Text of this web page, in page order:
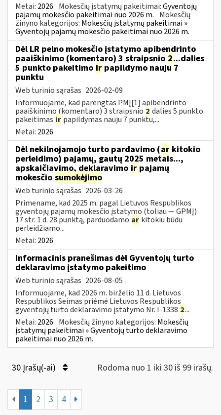
Metai: 2026 Mokesčių įstatymų pakeitimai:Gyventojų
pajamų mokesčio pakeitimai nuo 2026 m. Mokesčių
žinyno kategorijos: Mokesčių įstatymų pakeitimai »
Gyventojų pajamų mokesčio pakeitimai nuo 2026 m.
Dėl LR pelno mokesčio įstatymo apibendrinto
paaiškinimo (komentaro) 3 straipsnio 2...dalies
5 punkto pakeitimo ir papildymo nauju 7
punktu
Web turinio sąrašas 2026-02-09
Informuojame, kad parengtas PMĮ[1] apibendrinto
paaiškinimo (komentaro) 3 straipsnio 2 dalies 5 punkto
pakeitimas ir papildymas nauju 7 punktu,...
Metai: 2026
Dėl nekilnojamojo turto pardavimo (ar kitokio
perleidimo) pajamų, gautų 2025 metais...,
apskaičiavimo, deklaravimo ir pajamų
mokesčio sumokėjimo
Web turinio sąrašas 2026-03-26
Primename, kad 2025 m. pagal Lietuvos Respublikos
gyventojų pajamų mokesčio įstatymo (toliau — GPMĮ)
17 str. 1 d. 28 punktą, parduodamo ar kitokiu būdu
perleidžiamo...
Metai: 2026
Informacinis pranešimas dėl Gyventojų turto
deklaravimo įstatymo pakeitimo
Web turinio sąrašas 2026-08-05
Informuojame, kad 2026 m. birželio 11 d. Lietuvos
Respublikos Seimas priėmė Lietuvos Respublikos
gyventojų turto deklaravimo įstatymo Nr. I-1338 2...
Metai: 2026 Mokesčių žinyno kategorijos: Mokesčių
įstatymų pakeitimai » Gyventojų turto deklaravimo
pakeitimai nuo 2026 m.
30 Įrašų(-ai) Rodoma nuo 1 iki 30 iš 99 irašų.
1 2 3 4